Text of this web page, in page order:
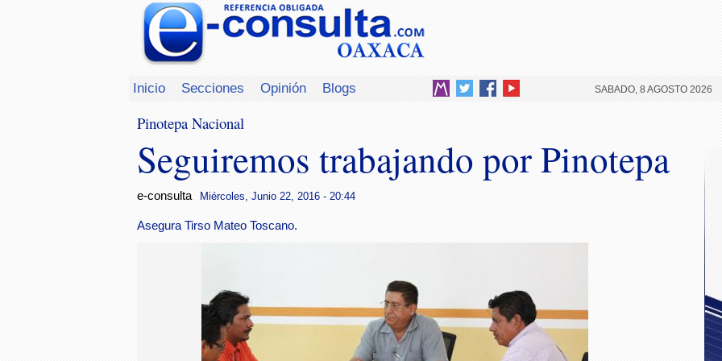
Inicio Secciones Opinión Blogs SABADO, 8 AGOSTO 2026
Pinotepa Nacional
Seguiremos trabajando por Pinotepa
e-consulta Miércoles, Junio 22, 2016 - 20:44
Asegura Tirso Mateo Toscano.